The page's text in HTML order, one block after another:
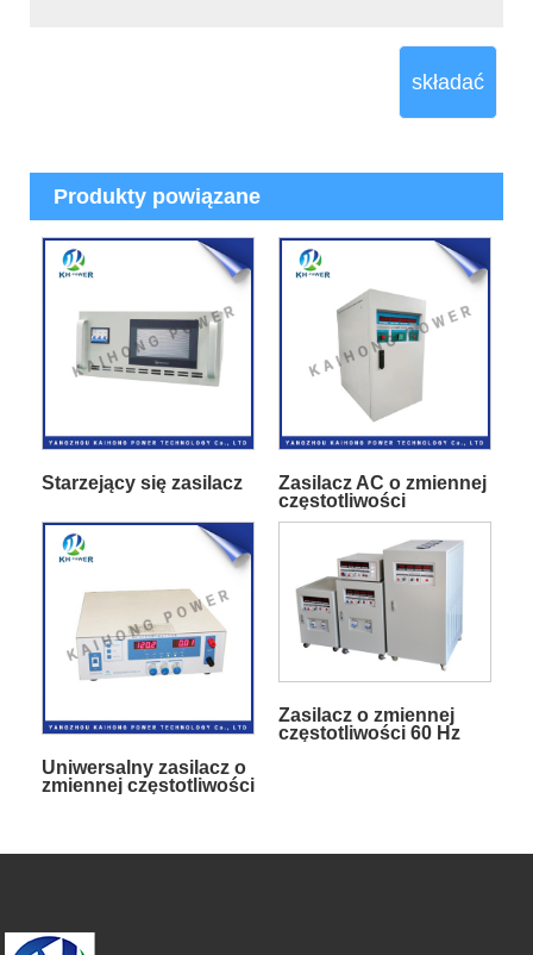
składać
Produkty powiązane
Starzejący się zasilacz
Zasilacz AC o zmiennej
częstotliwości
Uniwersalny zasilacz o
zmiennej częstotliwości
Zasilacz o zmiennej
częstotliwości 60 Hz